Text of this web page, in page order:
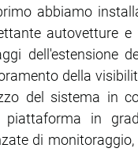
abbiamo
autovetture e
dell'estensione
della
del sistema in
piattaforma in
di